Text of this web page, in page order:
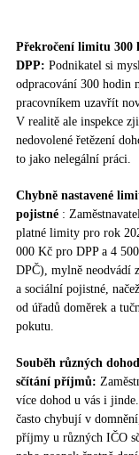
Překročení limitu 300
DPP: Podnikatel si
odpracování 300 hodin
pracovníkem uzavřít
V realitě ale inspekce
nedovolené řetězení
to jako nelegální práci.
Chybně nastavené
pojistné :
platné limity pro rok
000 Kč pro DPP a 4
DPČ), mylně neodvádí
a sociální pojistné,
od úřadů doměrek a
pokutu.
Souběh různých
sčítání příjmů:
více dohod u vás i
často chybují v
příjmy u různých IČO